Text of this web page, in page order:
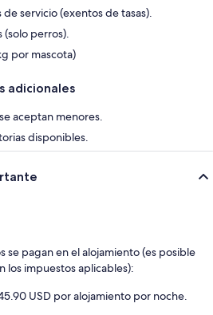
servicio (exentos de tasas).
(solo perros).
por mascota)
adicionales
aceptan menores.
disponibles.
se pagan en el alojamiento (es posible
los impuestos aplicables):
USD por alojamiento por noche.